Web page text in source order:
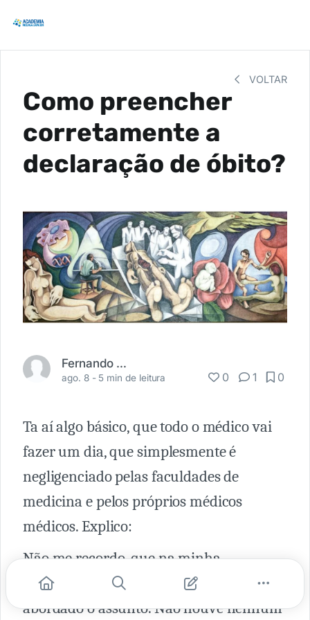
VOLTAR
Como preencher
corretamente a
declaração de óbito?
Fernando Carbonieri
ago. 8 - 5 min de leitura 0 1 0
Ta aí algo básico, que todo o médico vai
fazer um dia, que simplesmente é
negligenciado pelas faculdades de
medicina e pelos próprios médicos
médicos. Explico:
Não me recordo, que na minha
faculdade, algum professor tenha
abordado o assunto. Não houve nenhum